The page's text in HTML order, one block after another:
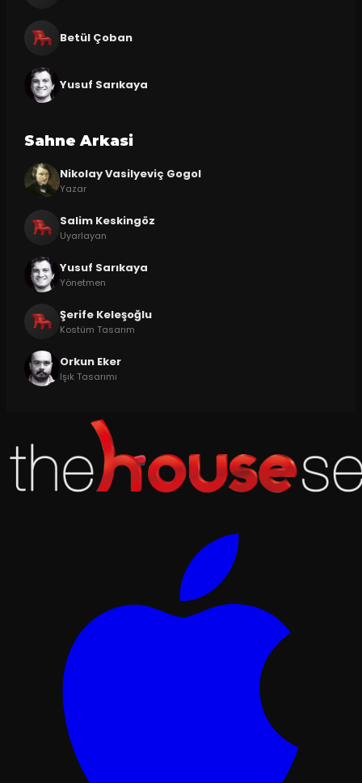
Betül Çoban
Yusuf Sarıkaya
Sahne Arkasi
Nikolay Vasilyeviç Gogol
Yazar
Salim Keskingöz
Uyarlayan
Yusuf Sarıkaya
Yönetmen
Şerife Keleşoğlu
Kostüm Tasarım
Orkun Eker
Işık Tasarımı